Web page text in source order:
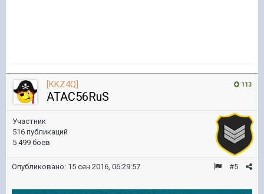
113
[KKZ4Q]
ATAC56RuS
Участник
516 публикаций
5 499 боёв
#5
Опубликовано: 15 сен 2016, 06:29:57